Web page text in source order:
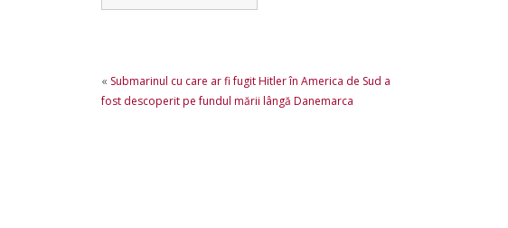
« Submarinul cu care ar fi fugit Hitler în America de Sud a
fost descoperit pe fundul mării lângă Danemarca